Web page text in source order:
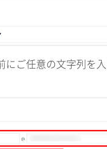
にご任意の文字列を